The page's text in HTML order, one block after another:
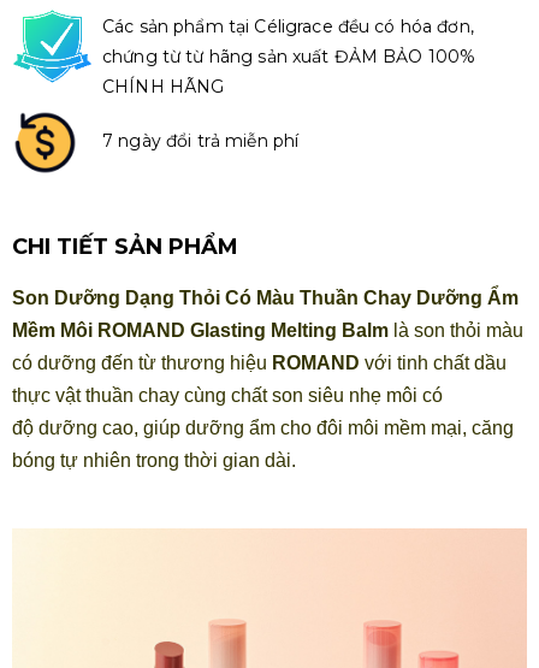
Các sản phẩm tại Céligrace đều có hóa đơn,
chứng từ từ hãng sản xuất ĐẢM BẢO 100%
CHÍNH HÃNG
7 ngày đổi trả miễn phí
CHI TIẾT SẢN PHẨM
Son Dưỡng Dạng Thỏi Có Màu Thuần Chay Dưỡng Ẩm
Mềm Môi ROMAND Glasting Melting Balm là son thỏi màu
có dưỡng đến từ thương hiệu ROMAND với tinh chất dầu
thực vật thuần chay cùng chất son siêu nhẹ môi có
độ dưỡng cao, giúp dưỡng ẩm cho đôi môi mềm mại, căng
bóng tự nhiên trong thời gian dài.